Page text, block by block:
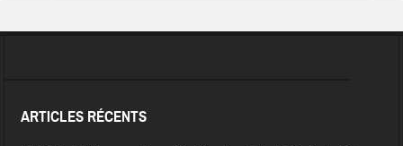
ARTICLES RÉCENTS